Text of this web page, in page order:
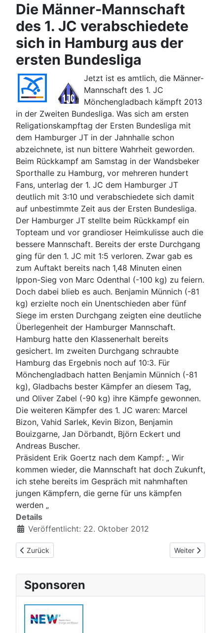
Die Männer-Mannschaft
des 1. JC verabschiedete
sich in Hamburg aus der
ersten Bundesliga
Jetzt ist es amtlich, die Männer-
Mannschaft des 1. JC
Mönchengladbach kämpft 2013
in der Zweiten Bundesliga. Was sich am ersten
Religationskampftag der Ersten Bundesliga mit
dem Hamburger JT in der Jahnhalle schon
abzeichnete, ist nun bittere Wahrheit geworden.
Beim Rückkampf am Samstag in der Wandsbeker
Sporthalle zu Hamburg, vor mehreren hundert
Fans, unterlag der 1. JC dem Hamburger JT
deutlich mit 3:10 und verabschiedete sich damit
auf unbestimmte Zeit aus der Ersten Bundesliga.
Der Hamburger JT stellte beim Rückkampf ein
Topteam und vor grandioser Heimkulisse auch die
bessere Mannschaft. Bereits der erste Durchgang
ging für den 1. JC mit 1:5 verloren. Zwar gab es
zum Auftakt bereits nach 1,48 Minuten einen
Ippon-Sieg von Marc Odenthal (-100 kg) zu feiern.
Doch dabei blieb es auch. Benjamin Münnich (-81
kg) erzielte noch ein Unentschieden aber fünf
Siege im ersten Durchgang zeigten eine deutliche
Überlegenheit der Hamburger Mannschaft.
Hamburg hatte den Klassenerhalt bereits
gesichert. Im zweiten Durchgang schraubte
Hamburg das Ergebnis noch auf 10:3. Für
Mönchengladbach hatten Benjamin Münnich (-81
kg), Gladbachs bester Kämpfer an diesem Tag,
und Oliver Zabel (-90 kg) ihre Kämpfe gewonnen.
Die weiteren Kämpfer des 1. JC waren: Marcel
Bizon, Vahid Sarlek, Kevin Bizon, Benjamin
Bouizgarne, Jan Dörbandt, Björn Eckert und
Andreas Buscher.
Präsident Erik Goertz nach dem Kampf: „ Wir
kommen wieder, die Mannschaft hat doch Zukunft,
ich stehe bereits im Gespräch mit nahmhaften
jungen Kämpfern, die gerne für uns kämpfen
werden „
Details
Veröffentlicht: 22. Oktober 2012
Vorheriger Beitrag: Eine gute Nachricht für alle Yoga-Freunde
Zurück Nächster
Weiter
Sponsoren